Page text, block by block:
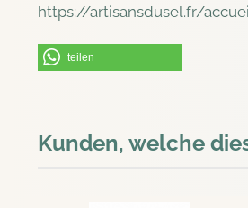
https://artisansdusel.fr/
teilen
Kunden, welche